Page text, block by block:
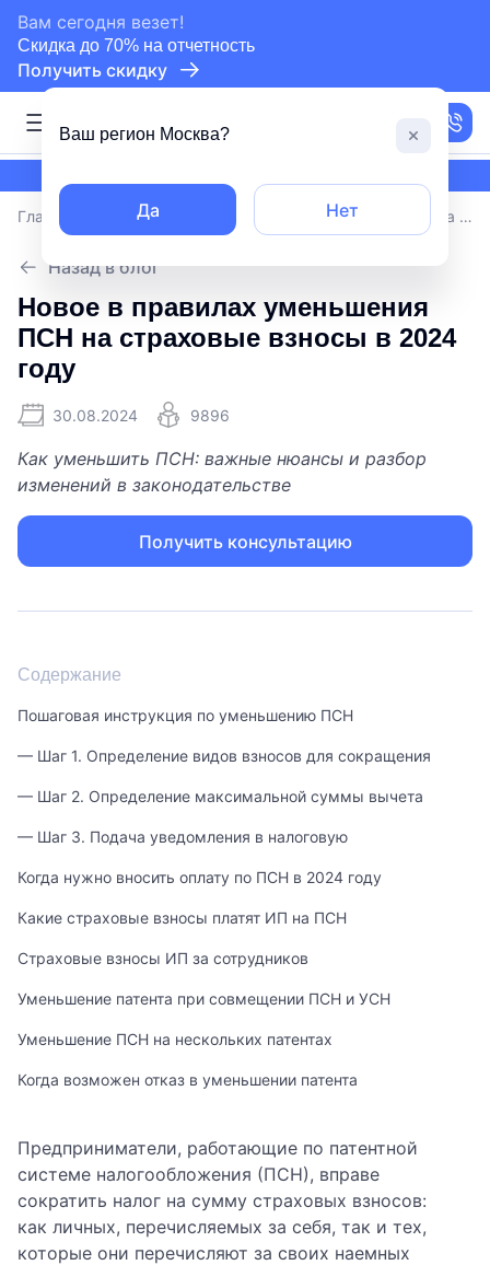
Вам сегодня везет!
Скидка до 70% на отчетность
Получить скидку
Москва
сертифицированный партнер СБИС
Главная Блог/ Новое в правилах уменьшения ПСН на страховые взносы в 2024 году
Назад в блог
Новое в правилах уменьшения
ПСН на страховые взносы в 2024
году
30.08.2024 9896
Как уменьшить ПСН: важные нюансы и разбор
изменений в законодательстве
Получить консультацию
Содержание
Пошаговая инструкция по уменьшению ПСН
— Шаг 1. Определение видов взносов для сокращения
— Шаг 2. Определение максимальной суммы вычета
— Шаг 3. Подача уведомления в налоговую
Когда нужно вносить оплату по ПСН в 2024 году
Какие страховые взносы платят ИП на ПСН
Страховые взносы ИП за сотрудников
Уменьшение патента при совмещении ПСН и УСН
Уменьшение ПСН на нескольких патентах
Когда возможен отказ в уменьшении патента
Предприниматели, работающие по патентной
системе налогообложения (ПСН), вправе
сократить налог на сумму страховых взносов:
как личных, перечисляемых за себя, так и тех,
которые они перечисляют за своих наемных
Ваш регион Москва?
Да Нет